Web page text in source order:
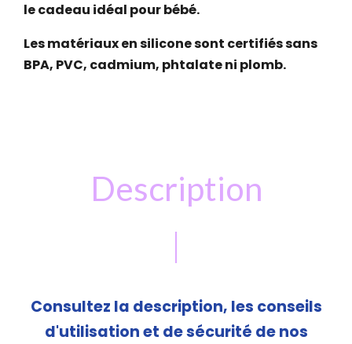
le cadeau idéal pour bébé.
Les matériaux en silicone sont certifiés sans
BPA, PVC, cadmium, phtalate ni plomb.
Description
Consultez la description, les conseils
d'utilisation et de sécurité de nos